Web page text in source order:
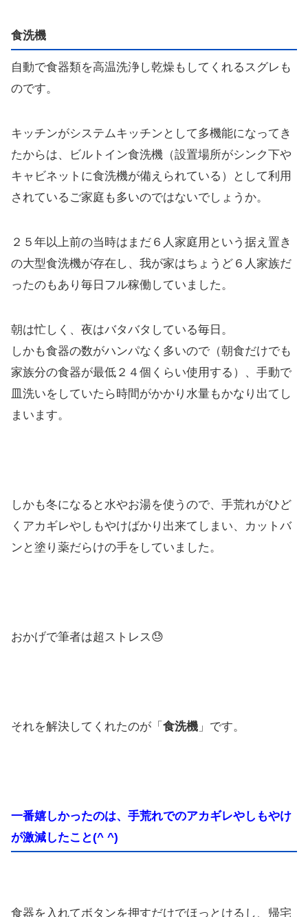
食洗機
自動で食器類を高温洗浄し乾燥もしてくれるスグレも
のです。
キッチンがシステムキッチンとして多機能になってき
たからは、ビルトイン食洗機（設置場所がシンク下や
キャビネットに食洗機が備えられている）として利用
されているご家庭も多いのではないでしょうか。
２５年以上前の当時はまだ６人家庭用という据え置き
の大型食洗機が存在し、我が家はちょうど６人家族だ
ったのもあり毎日フル稼働していました。
朝は忙しく、夜はバタバタしている毎日。
しかも食器の数がハンパなく多いので（朝食だけでも
家族分の食器が最低２４個くらい使用する）、手動で
皿洗いをしていたら時間がかかり水量もかなり出てし
まいます。
しかも冬になると水やお湯を使うので、手荒れがひど
くアカギレやしもやけばかり出来てしまい、カットバ
ンと塗り薬だらけの手をしていました。
おかげで筆者は超ストレス😓
それを解決してくれたのが「 食洗機 」です。
一番嬉しかったのは、手荒れでのアカギレやしもやけ
が激減したこと(^ ^)
食器を入れてボタンを押すだけでほっとけるし、帰宅